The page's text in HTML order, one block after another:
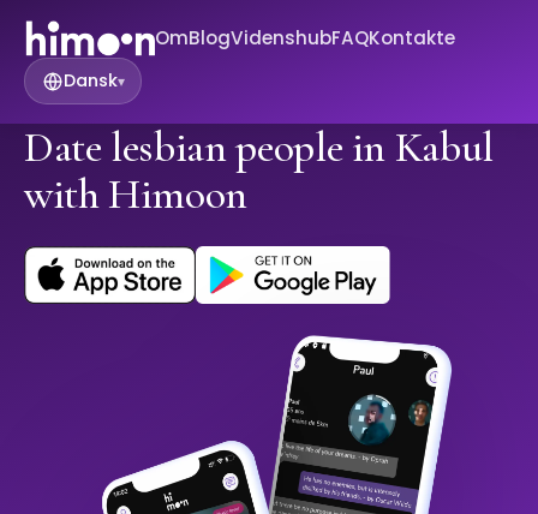
OmBlogVidenshubFAQKontakte
Dansk▾
Date lesbian people in Kabul
with Himoon